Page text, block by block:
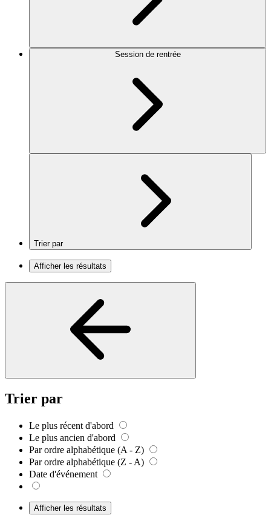
Session de rentrée
Trier par
Afficher les résultats
Trier par
Le plus récent d'abord
Le plus ancien d'abord
Par ordre alphabétique (A - Z)
Par ordre alphabétique (Z - A)
Date d'événement
Afficher les résultats